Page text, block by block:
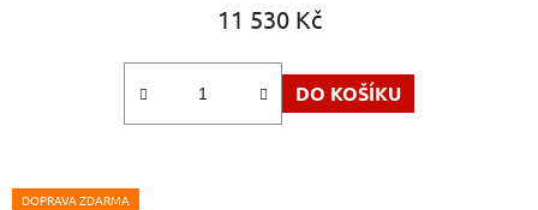
11 530 Kč
DO KOŠÍKU
DOPRAVA ZDARMA